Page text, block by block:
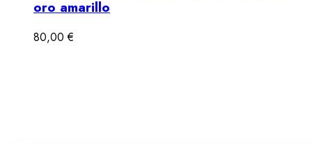
oro amarillo
80,00€